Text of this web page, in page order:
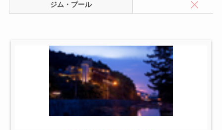
ジム・プール